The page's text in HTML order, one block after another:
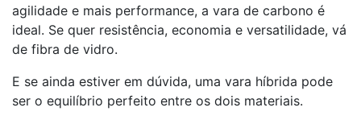
agilidade e mais performance, a vara de carbono é
ideal. Se quer resistência, economia e versatilidade, vá
de fibra de vidro.
E se ainda estiver em dúvida, uma vara híbrida pode
ser o equilíbrio perfeito entre os dois materiais.